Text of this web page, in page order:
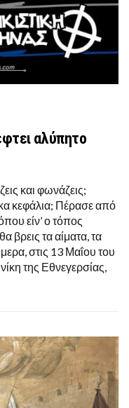
αλύπητο
και φωνάζεις;
κεφάλια; Πέρασε από
είν’ ο τόπος
βρεις τα αίματα, τα
στις 13 Μαΐου του
της Εθνεγερσίας,